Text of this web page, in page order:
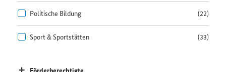
Politische Bildung (22)
Sport & Sportstätten (33)